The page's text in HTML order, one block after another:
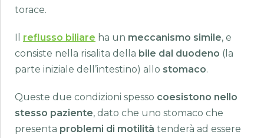
torace.
Il reflusso biliare ha un meccanismo simile, e
consiste nella risalita della bile dal duodeno (la
parte iniziale dell’intestino) allo stomaco.
Queste due condizioni spesso coesistono nello
stesso paziente, dato che uno stomaco che
presenta problemi di motilità tenderà ad essere